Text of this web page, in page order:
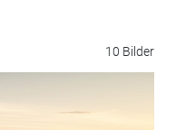
10 Bilder